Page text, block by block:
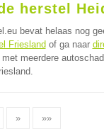
herstel
bevat helaas nog
Friesland of ga naar
meerdere
» »»